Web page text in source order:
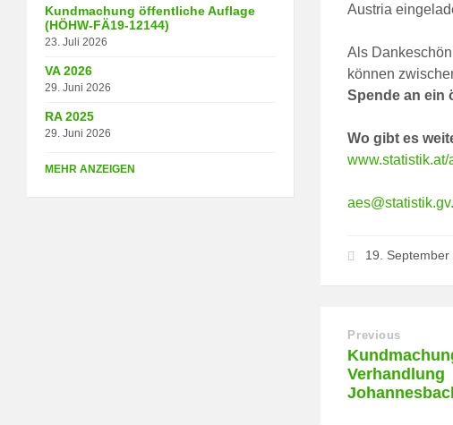
Austria
Als
können
Spende an ein
Wo gibt es
www.statistik.at/
19. September
Previous
Verhandlung
Kundmachung öffentliche Auflage
(HÖHW-FÄ19-12144)
23. Juli 2026
VA 2026
29. Juni 2026
RA 2025
29. Juni 2026
MEHR ANZEIGEN